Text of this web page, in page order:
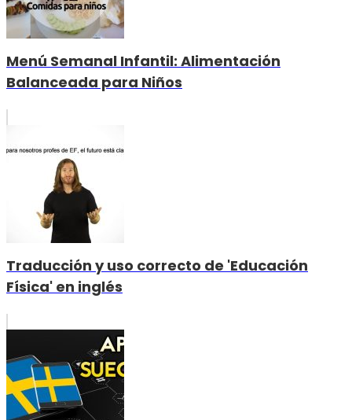
Menú Semanal Infantil: Alimentación
Balanceada para Niños
Traducción y uso correcto de 'Educación
Física' en inglés